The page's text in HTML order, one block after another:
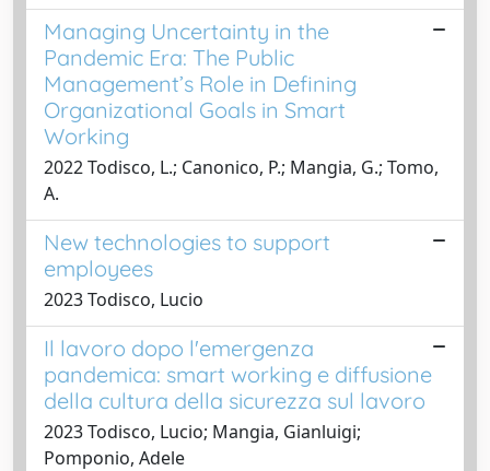
Managing Uncertainty in the
Pandemic Era: The Public
Management’s Role in Defining
Organizational Goals in Smart
Working
2022 Todisco, L.; Canonico, P.; Mangia, G.; Tomo,
A.
New technologies to support
employees
2023 Todisco, Lucio
Il lavoro dopo l'emergenza
pandemica: smart working e diffusione
della cultura della sicurezza sul lavoro
2023 Todisco, Lucio; Mangia, Gianluigi;
Pomponio, Adele